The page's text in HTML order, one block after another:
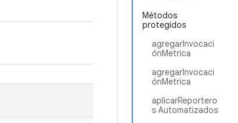
Métodos
protegidos
agregarInvocaci
ónMetrica
agregarInvocaci
ónMetrica
aplicarReportero
s Automatizados